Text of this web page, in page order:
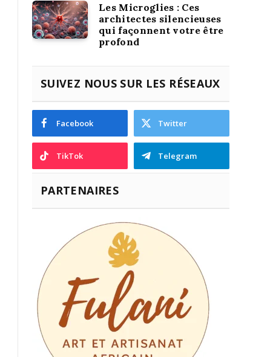
Les Microglies : Ces
architectes silencieuses
qui façonnent votre être
profond
SUIVEZ NOUS SUR LES RÉSEAUX
Facebook Twitter
TikTok Telegram
PARTENAIRES